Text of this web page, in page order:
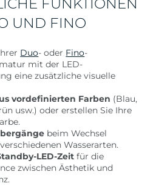
FUNKTIONEN
UND FINO
Duo- oder Fino-
mit der LED-
eine zusätzliche visuelle
vordefinierten Farben (Blau,
usw.) oder erstellen Sie Ihre
beim Wechsel
Wasserarten.
LED-Zeit für die
zwischen Ästhetik und